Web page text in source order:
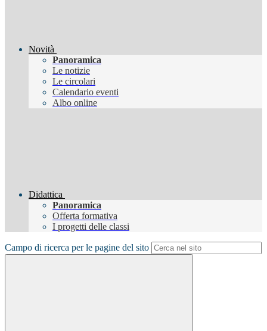
Novità
Panoramica
Le notizie
Le circolari
Calendario eventi
Albo online
Didattica
Panoramica
Offerta formativa
I progetti delle classi
Campo di ricerca per le pagine del sito